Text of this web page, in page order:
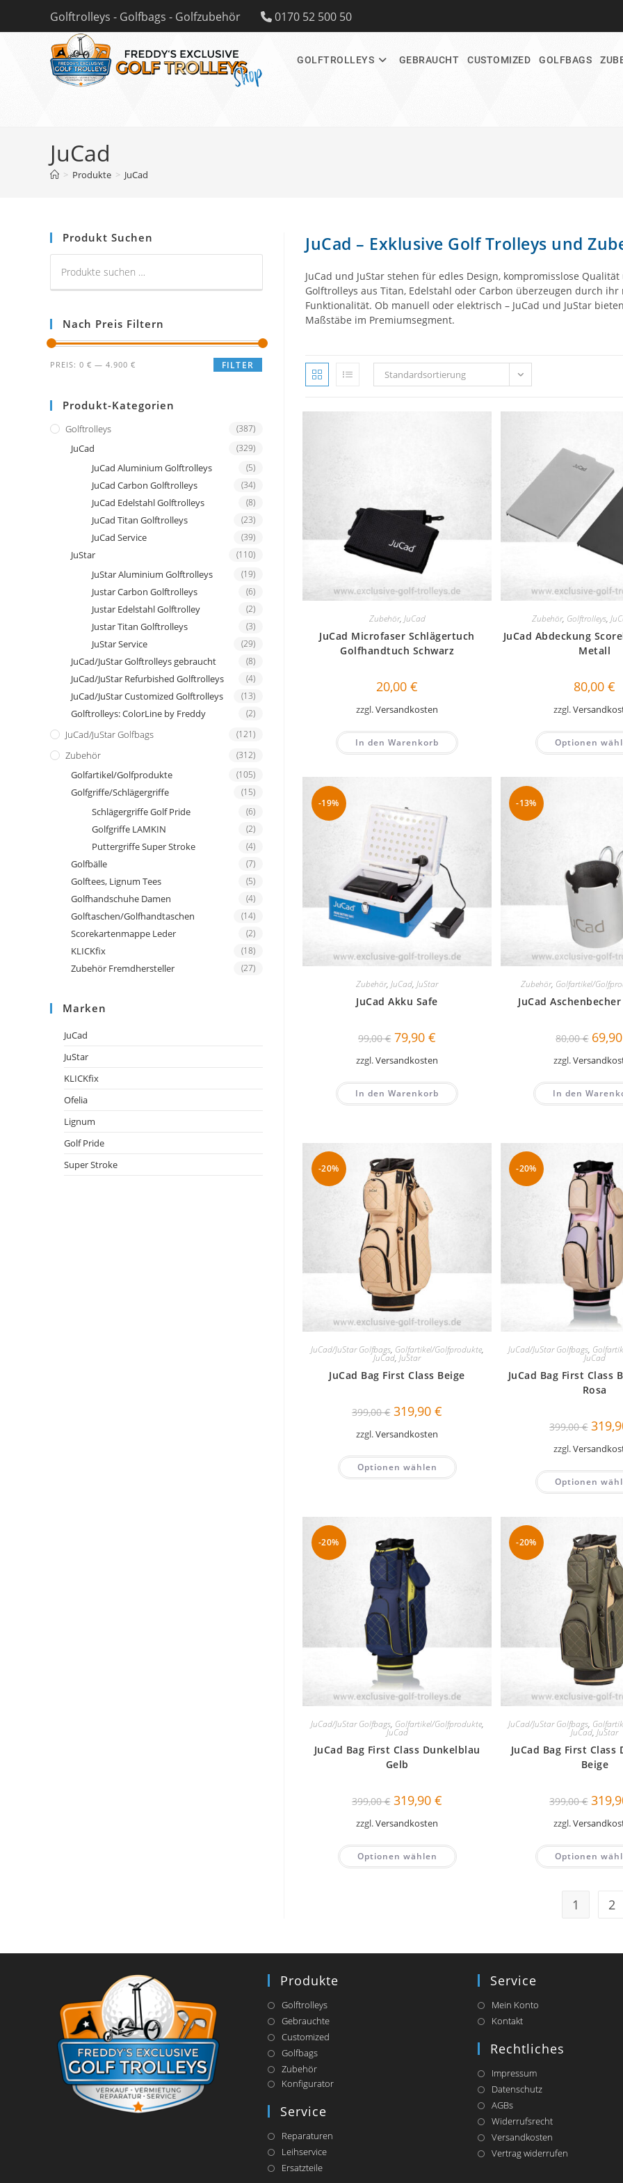
springen
Golftrolleys - Golfbags - Golfzubehör 0170 52 500 50
GOLFTROLLEYS GEBRAUCHT CUSTOMIZED GOLFBAGS
JuCad
> Produkte > JuCad
JuCad – Exklusive Golf Trolleys und
JuCad und JuStar stehen für edles Design, kompromisslose
Golftrolleys aus Titan, Edelstahl oder Carbon überzeugen durch
Funktionalität. Ob manuell oder elektrisch – JuCad und JuStar
Maßstäbe im Premiumsegment.
Standardsortierung
Zubehör, JuCad
JuCad Microfaser Schlägertuch
Golfhandtuch Schwarz
20,00€
zzgl.Versandkosten
In den Warenkorb
Zubehör, Golftrolleys,
JuCad Abdeckung
Metall
80,00€
zzgl.
Optionen
-19%
Zubehör,JuCad,JuStar
JuCad Akku Safe
99,00€ Ursprünglicher
Preis
war:
99,00 €
79,90€
79,90 €.
zzgl.Versandkosten
In den Warenkorb
-13%
Zubehör, Golfartikel/
JuCad
80,00€ Preis
war:
80,00
zzgl.
In den
-20%
JuCad/JuStar Golfbags, Golfartikel/Golfprodukte,
JuCad,JuStar
JuCad Bag First Class Beige
399,00€ Ursprünglicher
Preis
war:
399,00 €
319,90€
zzgl.Versandkosten
Optionen wählen
-20%
JuCad/JuStar Golfbags,
JuCad
JuCad Bag First Class
Rosa
399,00€ Preis
war:
399,00
zzgl.
Optionen
-20%
JuCad/JuStar Golfbags, Golfartikel/Golfprodukte,
JuCad
JuCad Bag First Class Dunkelblau
Gelb
399,00€ Ursprünglicher
Preis
war:
399,00 €
319,90€
zzgl.Versandkosten
Optionen wählen
-20%
JuCad/JuStar Golfbags,
JuCad,JuStar
JuCad Bag First Class
Beige
399,00€ Preis
war:
399,00
zzgl.
Optionen
1 2
Produkt Suchen
Nach Preis Filtern
Min.
Max.
FILTER
PREIS: 0 € — 4.900 €
Produkt-Kategorien
Golftrolleys (387)
JuCad (329)
JuCad Aluminium Golftrolleys (5)
JuCad Carbon Golftrolleys (34)
JuCad Edelstahl Golftrolleys (8)
JuCad Titan Golftrolleys (23)
JuCad Service (39)
JuStar (110)
JuStar Aluminium Golftrolleys (19)
Justar Carbon Golftrolleys (6)
Justar Edelstahl Golftrolley (2)
Justar Titan Golftrolleys (3)
JuStar Service (29)
JuCad/JuStar Golftrolleys gebraucht (8)
JuCad/JuStar Refurbished Golftrolleys (4)
JuCad/JuStar Customized Golftrolleys (13)
Golftrolleys: ColorLine by Freddy (2)
JuCad/JuStar Golfbags (121)
Zubehör (312)
Golfartikel/Golfprodukte (105)
Golfgriffe/Schlägergriffe (15)
Schlägergriffe Golf Pride (6)
Golfgriffe LAMKIN (2)
Puttergriffe Super Stroke (4)
Golfbälle (7)
Golftees, Lignum Tees (5)
Golfhandschuhe Damen (4)
Golftaschen/Golfhandtaschen (14)
Scorekartenmappe Leder (2)
KLICKfix (18)
Zubehör Fremdhersteller (27)
Marken
JuCad
JuStar
KLICKfix
Ofelia
Lignum
Golf Pride
Super Stroke
Produkte
Golftrolleys
Gebrauchte
Customized
Golfbags
Zubehör
KonfiguratorOpens
Service
Reparaturen
Leihservice
Ersatzteile
Service
Mein Konto
Kontakt
Rechtliches
Impressum
Datenschutz
AGBs
Widerrufsrecht
Versandkosten
Vertrag widerrufen